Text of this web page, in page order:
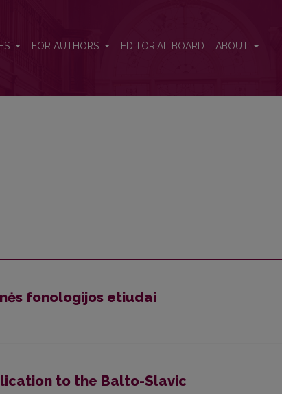
FOR AUTHORS EDITORIAL BOARD ABOUT
fonologijos etiudai
to the Balto-Slavic